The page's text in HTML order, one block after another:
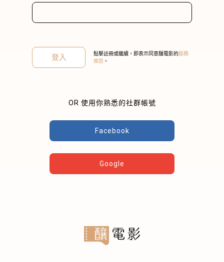
登入 點擊註冊或繼續，即表示同意釀電影的服務
條款 。
OR 使用你熟悉的社群帳號
Facebook
Google